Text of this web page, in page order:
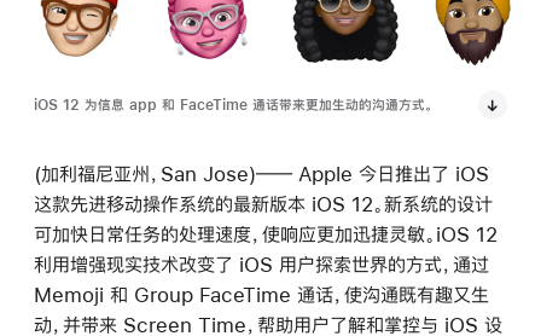
iOS 12 为信息 app 和 FaceTime 通话带来更加生动的沟通方式。
(加利福尼亚州，San Jose)―― Apple 今日推出了 iOS
这款先进移动操作系统的最新版本 iOS 12。新系统的设计
可加快日常任务的处理速度，使响应更加迅捷灵敏。iOS 12
利用增强现实技术改变了 iOS 用户探索世界的方式，通过
Memoji 和 Group FaceTime 通话，使沟通既有趣又生
动，并带来 Screen Time，帮助用户了解和掌控与 iOS 设